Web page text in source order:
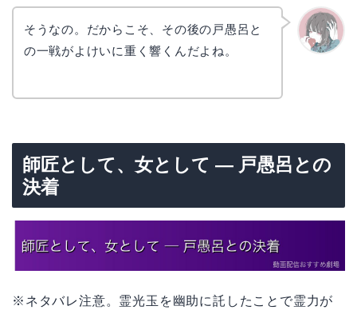
そうなの。だからこそ、その後の戸愚呂と
の一戦がよけいに重く響くんだよね。
師匠として、女として — 戸愚呂との
決着
※ネタバレ注意。霊光玉を幽助に託したことで霊力が